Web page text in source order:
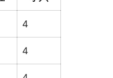
4
4